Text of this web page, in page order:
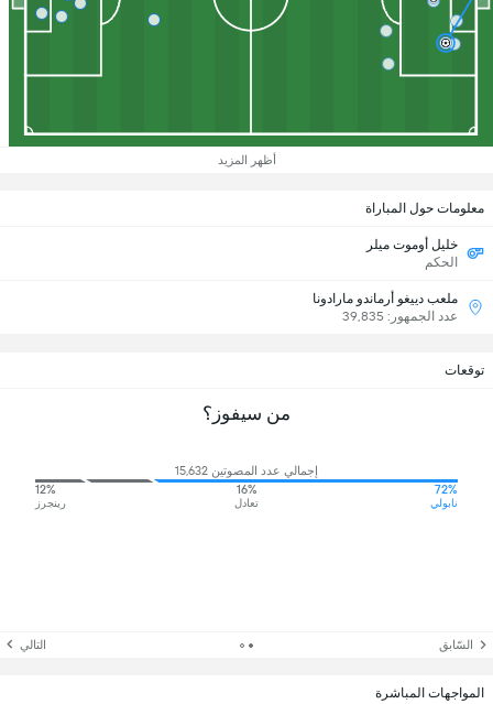
أظهر المزيد
معلومات حول المباراة
خليل أوموت ميلر
الحكم
ملعب دييغو أرماندو مارادونا
عدد الجمهور: 39,835
توقعات
من سيفوز؟
إجمالي عدد المصوتين 15,632
72%
نابولي
16%
تعادل
12%
رينجرز
السّابق التالي
المواجهات المباشرة